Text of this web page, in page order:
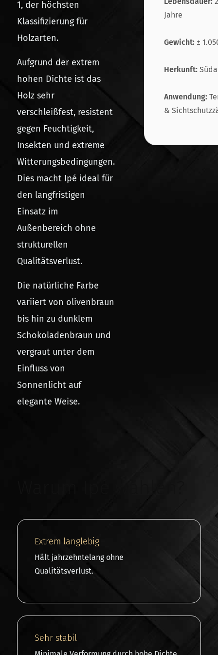
1, der höchsten
Klassifizierung für
Holzarten.
Aufgrund der extrem
hohen Dichte ist das
Holz sehr
verschleißfest, resistent
gegen Feuchtigkeit,
Insekten und extreme
Witterungsbedingungen.
Dies macht Ipé ideal für
den langfristigen
Einsatz im
Außenbereich ohne
strukturellen
Qualitätsverlust.
Die natürliche Farbe
variiert von olivenbraun
bis hin zu dunklem
Schokoladenbraun und
vergraut unter dem
Einfluss von
Sonnenlicht auf
elegante Weise.
Jahre
Gewicht: ±
Herkunft:
Anwendung:
&
Extrem langlebig
Hält jahrzehntelang ohne
Qualitätsverlust.
Sehr stabil